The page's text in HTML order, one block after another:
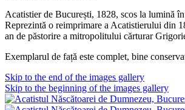
Acatistier de București, 1828, scos la lumină
Reprezintă o reimprimare a Acatistierului din
an de păstorire a mitropolitului cărturar
Exemplarul de față este complet, bine
Skip to the end of the images gallery
Skip to the beginning of the images gallery